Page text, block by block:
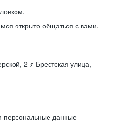
открыто общаться с вами.
2-я Брестская улица,
персональные данные